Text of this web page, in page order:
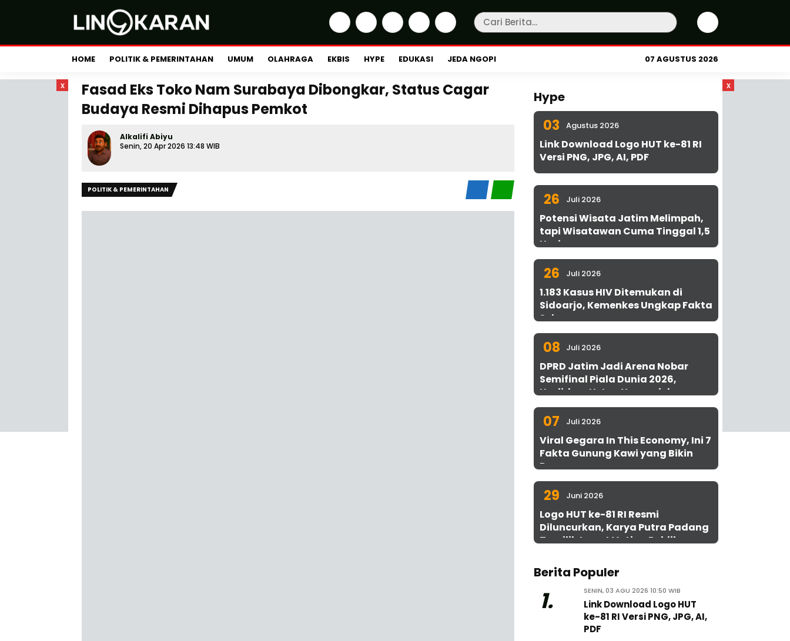
HOME POLITIK & PEMERINTAHAN UMUM OLAHRAGA EKBIS HYPE EDUKASI JEDA NGOPI 07 AGUSTUS 2026
x x
Fasad Eks Toko Nam Surabaya Dibongkar, Status Cagar
Budaya Resmi Dihapus Pemkot
Alkalifi Abiyu
Senin, 20 Apr 2026 13:48 WIB
POLITIK & PEMERINTAHAN
Hype
03 Agustus 2026
Link Download Logo HUT ke-81 RI
Versi PNG, JPG, AI, PDF
26 Juli 2026
Potensi Wisata Jatim Melimpah,
tapi Wisatawan Cuma Tinggal 1,5
Hari
26 Juli 2026
1.183 Kasus HIV Ditemukan di
Sidoarjo, Kemenkes Ungkap Fakta
Sebenarnya
08 Juli 2026
DPRD Jatim Jadi Arena Nobar
Semifinal Piala Dunia 2026,
Hadirkan Uston Nawawi dan
UMKM Gratis untuk 1.000 Warga
07 Juli 2026
Viral Gegara In This Economy, Ini 7
Fakta Gunung Kawi yang Bikin
Penasaran
29 Juni 2026
Logo HUT ke-81 RI Resmi
Diluncurkan, Karya Putra Padang
Terpilih Lewat Voting Publik
Berita Populer
1. SENIN, 03 AGU 2026 10:50 WIB
Link Download Logo HUT
ke-81 RI Versi PNG, JPG, AI,
PDF